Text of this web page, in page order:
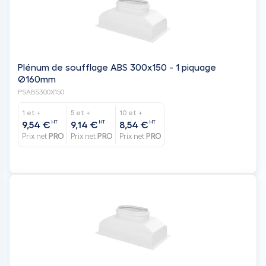
Plénum de soufflage ABS 300x150 - 1 piquage
Ø160mm
PSABS300X150
1 et +
9,54 € HT
Prix net PRO
5 et +
9,14 € HT
Prix net PRO
10 et +
8,54 € HT
Prix net PRO